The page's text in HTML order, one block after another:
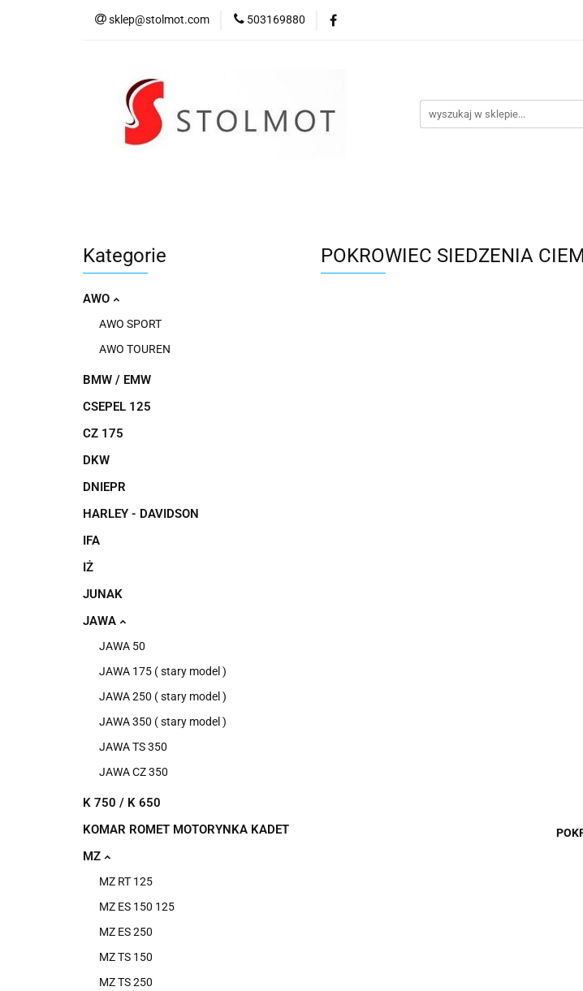
sklep@stolmot.com 503169880
Kategorie
AWO
AWO SPORT
AWO TOUREN
BMW / EMW
CSEPEL 125
CZ 175
DKW
DNIEPR
HARLEY - DAVIDSON
IFA
IŻ
JUNAK
JAWA
JAWA 50
JAWA 175 ( stary model )
JAWA 250 ( stary model )
JAWA 350 ( stary model )
JAWA TS 350
JAWA CZ 350
K 750 / K 650
KOMAR ROMET MOTORYNKA KADET
MZ
MZ RT 125
MZ ES 150 125
MZ ES 250
MZ TS 150
MZ TS 250
POKROWIEC SIEDZENIA